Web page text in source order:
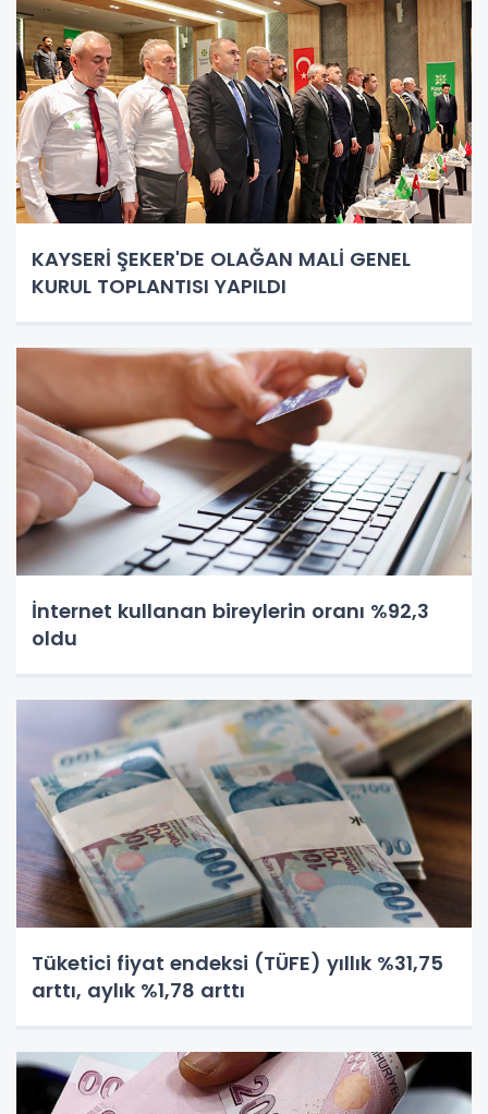
KAYSERİ ŞEKER'DE OLAĞAN MALİ GENEL
KURUL TOPLANTISI YAPILDI
İnternet kullanan bireylerin oranı %92,3
oldu
Tüketici fiyat endeksi (TÜFE) yıllık %31,75
arttı, aylık %1,78 arttı